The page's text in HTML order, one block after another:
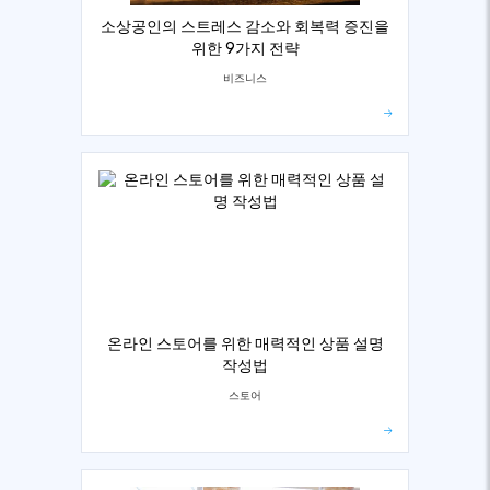
소상공인의 스트레스 감소와 회복력 증진을
위한 9가지 전략
비즈니스
온라인 스토어를 위한 매력적인 상품 설명
작성법
스토어